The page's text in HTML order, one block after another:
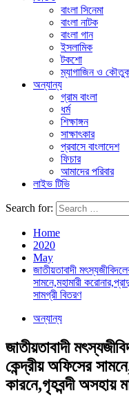
বাংলা সিনেমা
বাংলা নাটক
বাংলা গান
ইসলামিক
টকশো
ম্যাগাজিন ও
অন্যান্য
গ্রাম বাংলা
ধর্ম
শিক্ষাঙ্গন
সাক্ষাৎকার
প্রবাসে বাংলাদেশ
ফিচার
আমাদের পরিবার
লাইভ টিভি
Search for:
Home
2020
May
জাতীয়তাবাদী
সামনে,মহামারী
সামগ্রী বিতরণ
অন্যান্য
জাতীয়তাবাদী
কেন্দ্রীয় অফিসের
কারনে,গৃহবন্দী অসহায়